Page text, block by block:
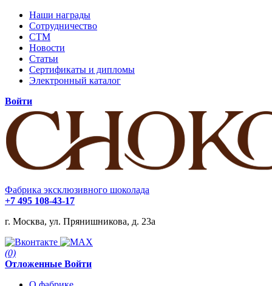
Наши награды
Сотрудничество
СТМ
Новости
Статьи
Сертификаты и дипломы
Электронный каталог
Войти
Фабрика эксклюзивного шоколада
+7 495 108-43-17
г. Москва, ул. Прянишникова, д. 23а
(0)
Отложенные Войти